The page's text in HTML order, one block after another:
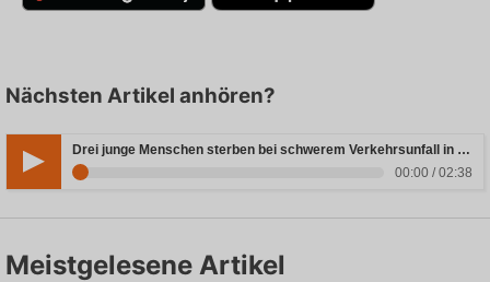
Nächsten Artikel anhören?
Drei junge Menschen sterben bei schwerem Verkehrsunfall in Rheinland-Pfalz
00:00 / 02:38
Meistgelesene Artikel